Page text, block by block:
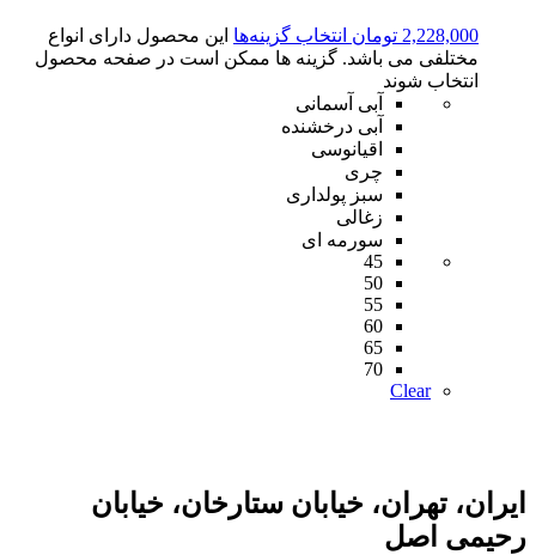
2,228,000 تومان انتخاب گزینه‌ها این محصول دارای انواع
مختلفی می باشد. گزینه ها ممکن است در صفحه محصول
انتخاب شوند
آبی آسمانی
آبی درخشنده
اقیانوسی
چری
سبز پولداری
زغالی
سورمه ای
45
50
55
60
65
70
Clear
ایران، تهران، خیابان ستارخان، خیابان
رحیمی اصل